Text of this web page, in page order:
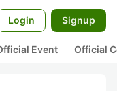
Login Signup
Event Official